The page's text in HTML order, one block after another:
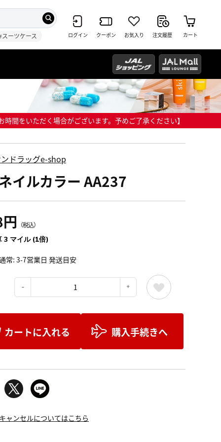
スーツケース ログイン クーポン お気入り 注文履歴 カート
間をいただく場合がございます。予めご了承ください】
ドラッグe-shop
イルカラー AA237
（税込）
3 マイル (1倍)
常: 3-7営業日 発送目安
カートに入れる 購入手続きへ
ャンセルについてはこちら